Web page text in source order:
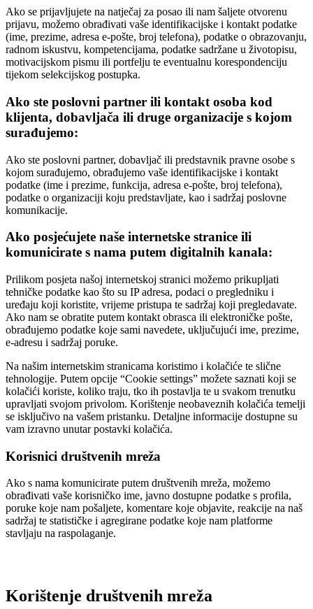
Ako se prijavljujete na natječaj za posao ili nam šaljete otvorenu
prijavu, možemo obrađivati vaše identifikacijske i kontakt podatke
(ime, prezime, adresa e-pošte, broj telefona), podatke o obrazovanju,
radnom iskustvu, kompetencijama, podatke sadržane u životopisu,
motivacijskom pismu ili portfelju te eventualnu korespondenciju
tijekom selekcijskog postupka.
Ako ste poslovni partner ili kontakt osoba kod
klijenta, dobavljača ili druge organizacije s kojom
surađujemo:
Ako ste poslovni partner, dobavljač ili predstavnik pravne osobe s
kojom surađujemo, obrađujemo vaše identifikacijske i kontakt
podatke (ime i prezime, funkcija, adresa e-pošte, broj telefona),
podatke o organizaciji koju predstavljate, kao i sadržaj poslovne
komunikacije.
Ako posjećujete naše internetske stranice ili
komunicirate s nama putem digitalnih kanala:
Prilikom posjeta našoj internetskoj stranici možemo prikupljati
tehničke podatke kao što su IP adresa, podaci o pregledniku i
uređaju koji koristite, vrijeme pristupa te sadržaj koji pregledavate.
Ako nam se obratite putem kontakt obrasca ili elektroničke pošte,
obrađujemo podatke koje sami navedete, uključujući ime, prezime,
e-adresu i sadržaj poruke.
Na našim internetskim stranicama koristimo i kolačiće te slične
tehnologije. Putem opcije “Cookie settings” možete saznati koji se
kolačići koriste, koliko traju, tko ih postavlja te u svakom trenutku
upravljati svojom privolom. Korištenje neobaveznih kolačića temelji
se isključivo na vašem pristanku. Detaljne informacije dostupne su
vam izravno unutar postavki kolačića.
Korisnici društvenih mreža
Ako s nama komunicirate putem društvenih mreža, možemo
obrađivati vaše korisničko ime, javno dostupne podatke s profila,
poruke koje nam pošaljete, komentare koje objavite, reakcije na naš
sadržaj te statističke i agregirane podatke koje nam platforme
stavljaju na raspolaganje.
Korištenje društvenih mreža